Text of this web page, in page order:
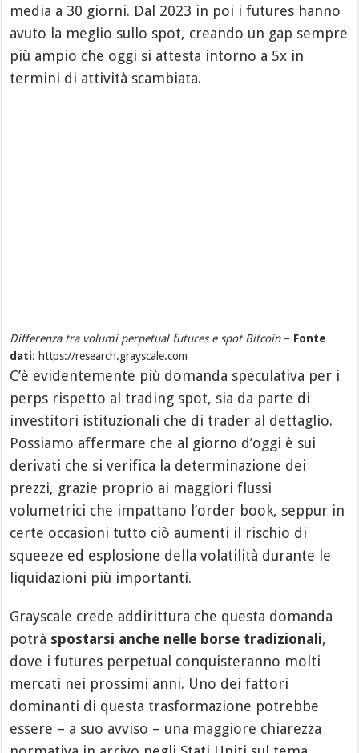
media a 30 giorni. Dal 2023 in poi i futures hanno
avuto la meglio sullo spot, creando un gap sempre
più ampio che oggi si attesta intorno a 5x in
termini di attività scambiata.
Differenza tra volumi perpetual futures e spot Bitcoin– Fonte
dati: https://research.grayscale.com
C’è evidentemente più domanda speculativa per i
perps rispetto al trading spot, sia da parte di
investitori istituzionali che di trader al dettaglio.
Possiamo affermare che al giorno d’oggi è sui
derivati che si verifica la determinazione dei
prezzi, grazie proprio ai maggiori flussi
volumetrici che impattano l’order book, seppur in
certe occasioni tutto ciò aumenti il rischio di
squeeze ed esplosione della volatilità durante le
liquidazioni più importanti.
Grayscale crede addirittura che questa domanda
potrà spostarsi anche nelle borse tradizionali,
dove i futures perpetual conquisteranno molti
mercati nei prossimi anni. Uno dei fattori
dominanti di questa trasformazione potrebbe
essere – a suo avviso – una maggiore chiarezza